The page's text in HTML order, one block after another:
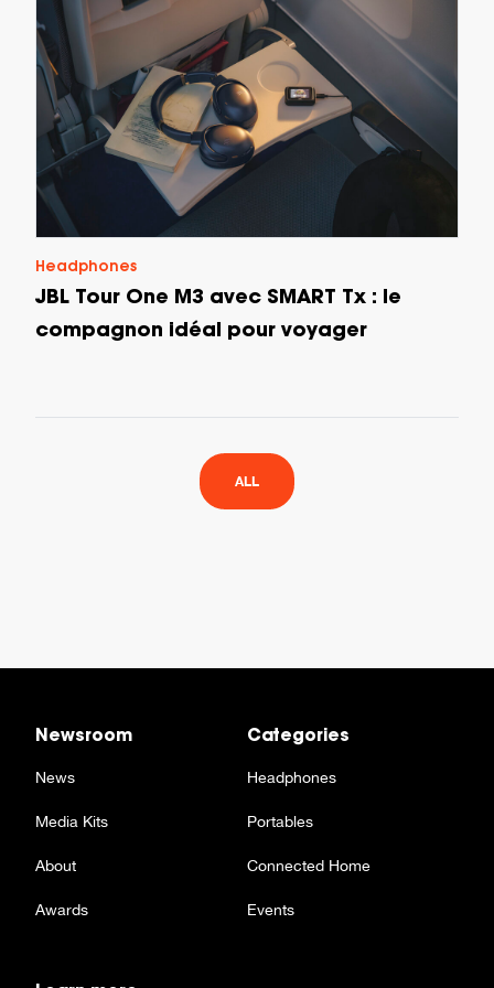
Headphones
JBL Tour One M3 avec SMART Tx : le
compagnon idéal pour voyager
ALL
Newsroom
News
Media Kits
About
Awards
Categories
Headphones
Portables
Connected Home
Events